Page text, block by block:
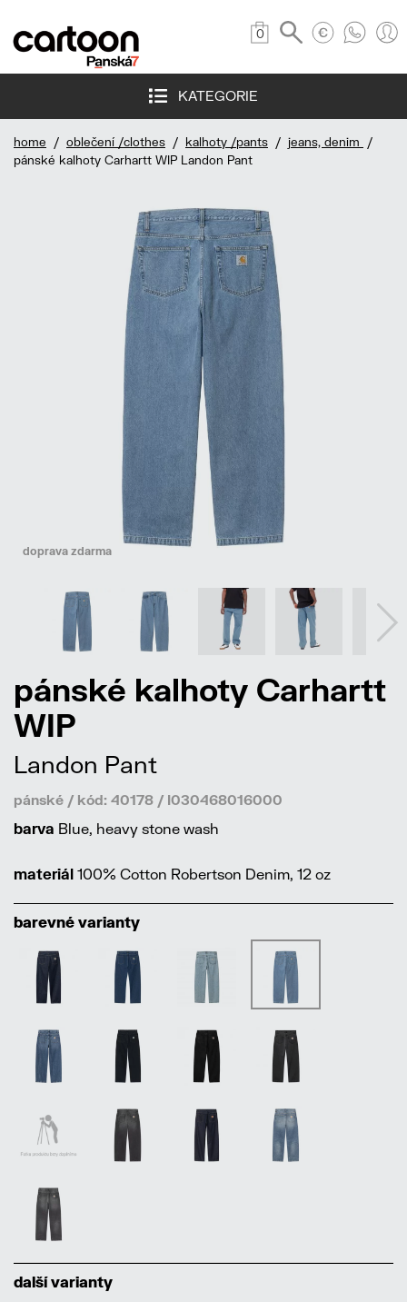
0
KATEGORIE
home / oblečení /clothes / kalhoty /pants / jeans, denim
/
pánské kalhoty Carhartt WIP Landon Pant
doprava zdarma
pánské kalhoty Carhartt
WIP
Landon Pant
pánské / kód: 40178 / I030468016000
barva Blue, heavy stone wash
materiál 100% Cotton Robertson Denim, 12 oz
barevné varianty
další varianty